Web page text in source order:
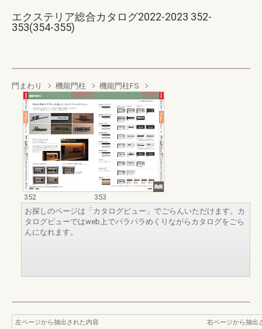
エクステリア総合カタログ2022-2023 352-
353(354-355)
門まわり 機能門柱 機能門柱FS
352
353
お探しのページは「カタログビュー」でごらんいただけます。カ
タログビューではweb上でパラパラめくりながらカタログをごら
んになれます。
左ページから抽出された内容
右ページから抽出